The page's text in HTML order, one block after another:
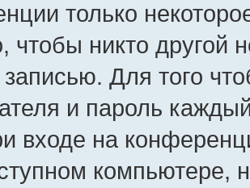
только
чтобы никто другой
записью. Для того
и пароль
входе на
компьютере,